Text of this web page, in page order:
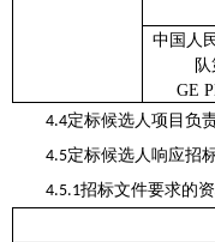
中国人
GE
4.4定标候选人项目负
4.5定标候选人响应招
4.5.1招标文件要求的